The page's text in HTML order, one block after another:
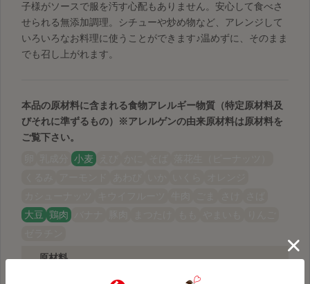
子様がソースで服を汚す心配もありません。安心して食べさ
せられる無添加調理。シチューや炒め物など、アレンジして
いろいろなお料理に使うことができます♪温めずに、そのまま
でも召し上がれます。
本品の原材料に含まれる食物アレルギー物質（特定原材料及
びそれに準ずるもの）
※アレルゲンの由来原材料は原材料を
ご覧下さい。
小麦
大豆 鶏肉
原材料